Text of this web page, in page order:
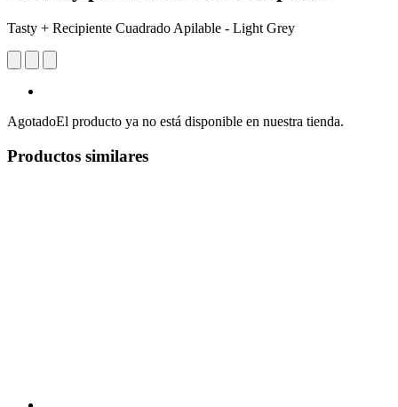
Tasty + Recipiente Cuadrado Apilable - Light Grey
AgotadoEl producto ya no está disponible en nuestra tienda.
Productos similares